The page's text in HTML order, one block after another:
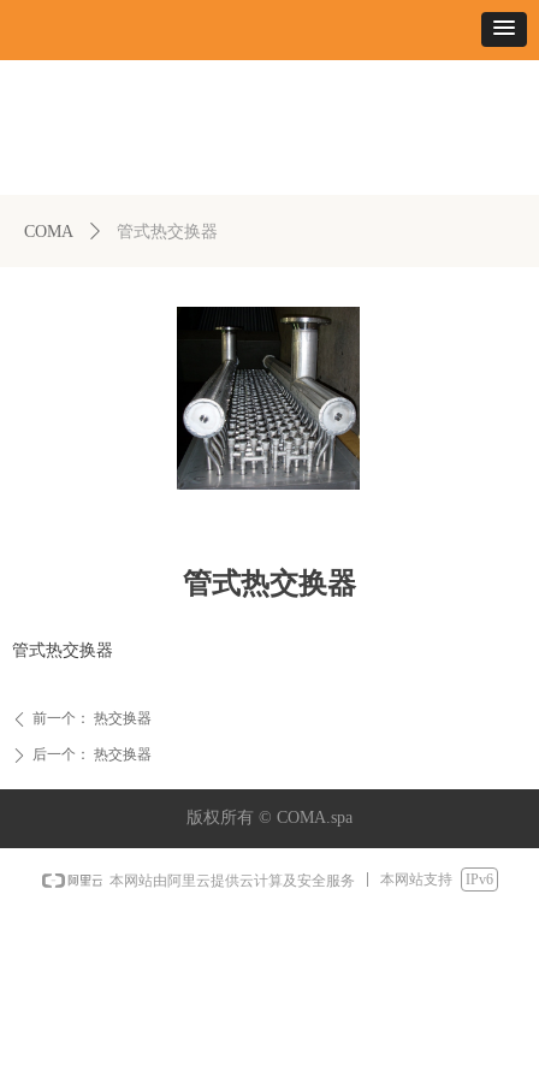
COMA ꄲ 管式热交换器
管式热交换器
管式热交换器
ꄲ 后一个： 热交换器
ꄴ 前一个： 热交换器
版权所有 © COMA.spa
本网站由阿里云提供云计算及安全服务 本网站支持 IPv6